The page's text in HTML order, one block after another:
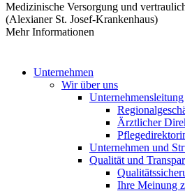
Medizinische Versorgung und
(Alexianer St. Josef-Krankenhaus)
Mehr Informationen​​​​​​​
Unternehmen
Wir über uns
Unternehmensleitung
Ärztlicher
Unternehmen und
Qualität und
Ihre Meinung